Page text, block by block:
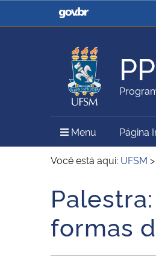
Casa Civil
Ministério da Agricultura,
Pecuária e Abastecimento
Ministério do Meio Ambiente
Secretaria de Governo
Menu MenuPágina
Você está aqui: UFSM >
Início do conteúdo
formas